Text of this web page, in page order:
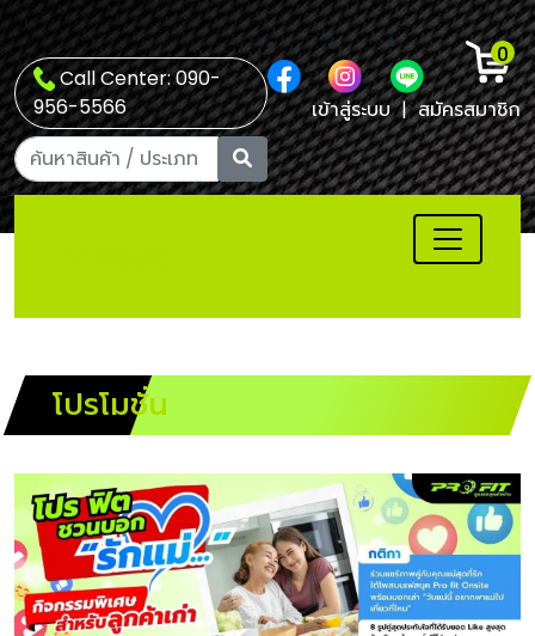
Call Center: 090-
956-5566
0
เข้าสู่ระบบ | สมัครสมาชิก
โปรโมชั่น